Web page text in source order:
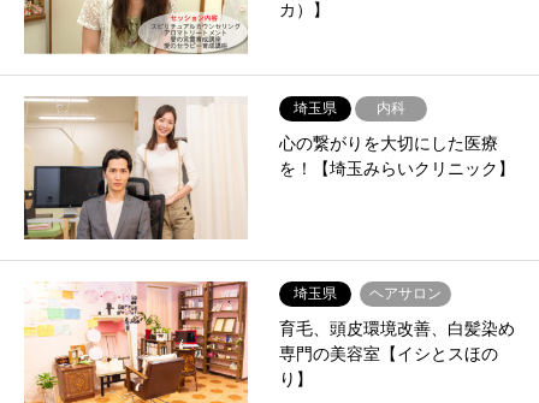
カ）】
埼玉県 内科
心の繋がりを大切にした医療
を！【埼玉みらいクリニック】
埼玉県 ヘアサロン
育毛、頭皮環境改善、白髪染め
専門の美容室【イシとスほの
り】